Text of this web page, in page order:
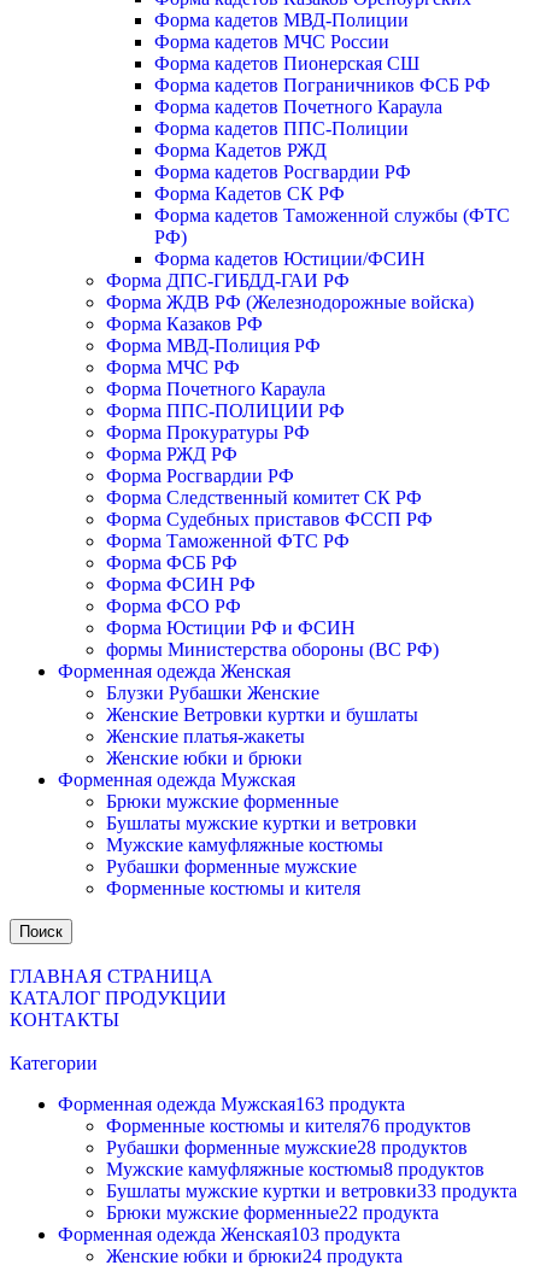
Форма кадетов МВД-Полиции
Форма кадетов МЧС России
Форма кадетов Пионерская СШ
Форма кадетов Пограничников ФСБ РФ
Форма кадетов Почетного Караула
Форма кадетов ППС-Полиции
Форма Кадетов РЖД
Форма кадетов Росгвардии РФ
Форма Кадетов СК РФ
Форма кадетов Таможенной службы (ФТС
РФ)
Форма кадетов Юстиции/ФСИН
Форма ДПС-ГИБДД-ГАИ РФ
Форма ЖДВ РФ (Железнодорожные войска)
Форма Казаков РФ
Форма МВД-Полиция РФ
Форма МЧС РФ
Форма Почетного Караула
Форма ППС-ПОЛИЦИИ РФ
Форма Прокуратуры РФ
Форма РЖД РФ
Форма Росгвардии РФ
Форма Следственный комитет СК РФ
Форма Судебных приставов ФССП РФ
Форма Таможенной ФТС РФ
Форма ФСБ РФ
Форма ФСИН РФ
Форма ФСО РФ
Форма Юстиции РФ и ФСИН
формы Министерства обороны (ВС РФ)
Форменная одежда Женская
Блузки Рубашки Женские
Женские Ветровки куртки и бушлаты
Женские платья-жакеты
Женские юбки и брюки
Форменная одежда Мужская
Брюки мужские форменные
Бушлаты мужские куртки и ветровки
Мужские камуфляжные костюмы
Рубашки форменные мужские
Форменные костюмы и кителя
Поиск
ГЛАВНАЯ СТРАНИЦА
КАТАЛОГ ПРОДУКЦИИ
КОНТАКТЫ
Категории
Форменная одежда Мужская163 продукта
Форменные костюмы и кителя76 продуктов
Рубашки форменные мужские28 продуктов
Мужские камуфляжные костюмы8 продуктов
Бушлаты мужские куртки и ветровки33 продукта
Брюки мужские форменные22 продукта
Форменная одежда Женская103 продукта
Женские юбки и брюки24 продукта